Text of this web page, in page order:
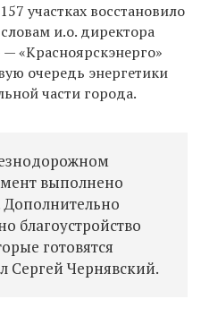
участках восстановило
и.о. директора
«Красноярскэнерго»
очередь энергетики
части города.
выполнено
Дополнительно
благоустройство
готовятся
Сергей Чернявский.